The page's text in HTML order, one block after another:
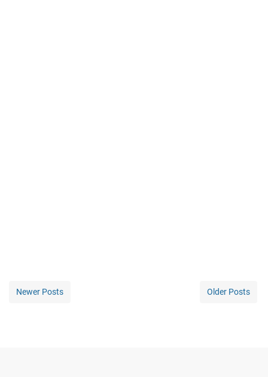
Newer Posts Older Posts